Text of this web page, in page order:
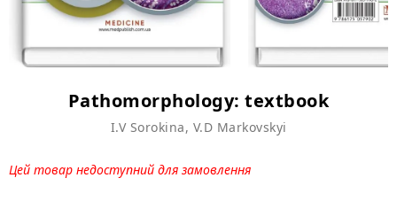
Pathomorphology: textbook
I.V Sorokina, V.D Markovskyi
Цей товар недоступний для замовлення